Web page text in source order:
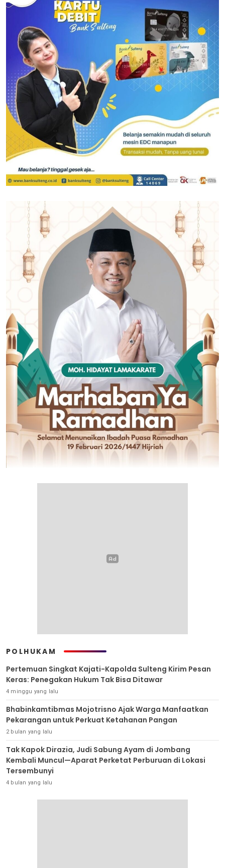
POLHUKAM
Pertemuan Singkat Kajati-Kapolda Sulteng Kirim Pesan
Keras: Penegakan Hukum Tak Bisa Ditawar
4 minggu yang lalu
Bhabinkamtibmas Mojotrisno Ajak Warga Manfaatkan
Pekarangan untuk Perkuat Ketahanan Pangan
2 bulan yang lalu
Tak Kapok Dirazia, Judi Sabung Ayam di Jombang
Kembali Muncul—Aparat Perketat Perburuan di Lokasi
Tersembunyi
4 bulan yang lalu